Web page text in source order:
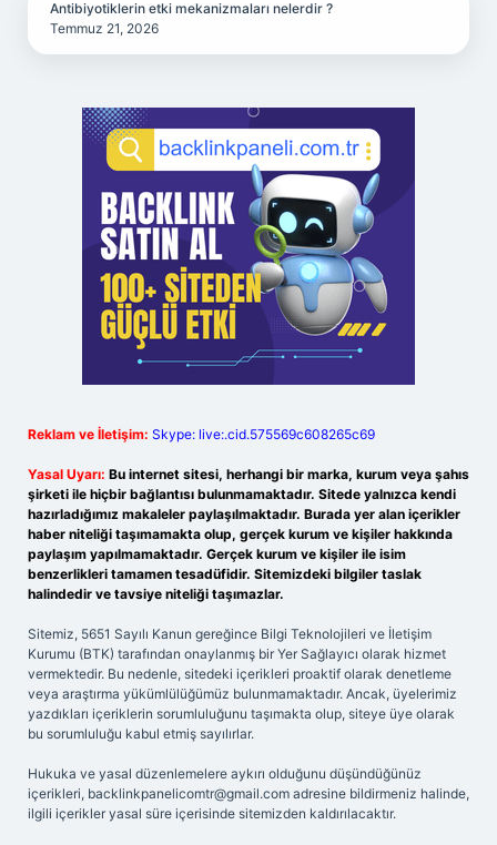
Antibiyotiklerin etki mekanizmaları nelerdir ?
Temmuz 21, 2026
Reklam ve İletişim: Skype: live:.cid.575569c608265c69
Yasal Uyarı: Bu internet sitesi, herhangi bir marka, kurum veya şahıs
şirketi ile hiçbir bağlantısı bulunmamaktadır. Sitede yalnızca kendi
hazırladığımız makaleler paylaşılmaktadır. Burada yer alan içerikler
haber niteliği taşımamakta olup, gerçek kurum ve kişiler hakkında
paylaşım yapılmamaktadır. Gerçek kurum ve kişiler ile isim
benzerlikleri tamamen tesadüfidir. Sitemizdeki bilgiler taslak
halindedir ve tavsiye niteliği taşımazlar.
Sitemiz, 5651 Sayılı Kanun gereğince Bilgi Teknolojileri ve İletişim
Kurumu (BTK) tarafından onaylanmış bir Yer Sağlayıcı olarak hizmet
vermektedir. Bu nedenle, sitedeki içerikleri proaktif olarak denetleme
veya araştırma yükümlülüğümüz bulunmamaktadır. Ancak, üyelerimiz
yazdıkları içeriklerin sorumluluğunu taşımakta olup, siteye üye olarak
bu sorumluluğu kabul etmiş sayılırlar.
Hukuka ve yasal düzenlemelere aykırı olduğunu düşündüğünüz
içerikleri, backlinkpanelicomtr@gmail.com adresine bildirmeniz halinde,
ilgili içerikler yasal süre içerisinde sitemizden kaldırılacaktır.